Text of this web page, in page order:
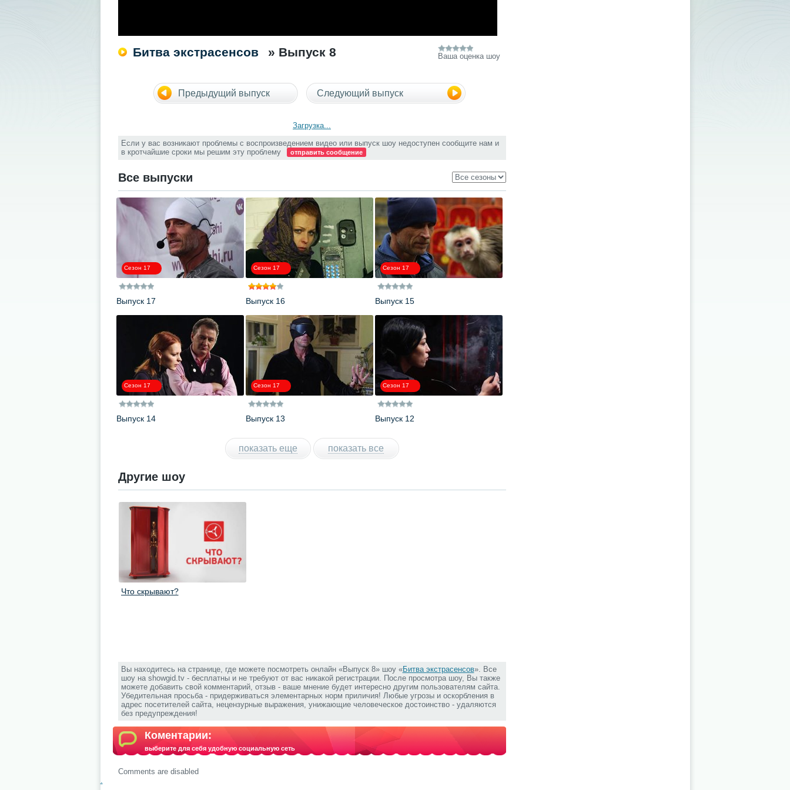
Битва экстрасенсов » Выпуск 8 Ваша оценка шоу
Предыдущий выпуск Следующий выпуск
Загрузка...
Если у вас возникают проблемы с воспроизведением видео или выпуск шоу недоступен сообщите нам и
в кротчайшие сроки мы решим эту проблему
отправить сообщение
Все выпуски
Сезон 17
Выпуск 17
Сезон 17
Выпуск 16
Сезон 17
Выпуск 15
Сезон 17
Выпуск 14
Сезон 17
Выпуск 13
Сезон 17
Выпуск 12
показать еще показать все
Другие шоу
Что скрывают?
Вы находитесь на странице, где можете посмотреть онлайн «Выпуск 8» шоу «Битва экстрасенсов». Все
шоу на showgid.tv - бесплатны и не требуют от вас никакой регистрации. После просмотра шоу, Вы также
можете добавить свой комментарий, отзыв - ваше мнение будет интересно другим пользователям сайта.
Убедительная просьба - придерживаться элементарных норм приличия! Любые угрозы и оскорбления в
адрес посетителей сайта, нецензурные выражения, унижающие человеческое достоинство - удаляются
без предупреждения!
Коментарии:
выберите для себя удобную социальную сеть
Comments are disabled
.